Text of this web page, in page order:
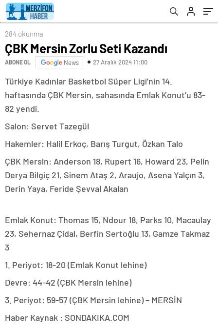
284 okunma
ÇBK Mersin Zorlu Seti Kazandı
ABONE OL News 27 Aralık 2024 11:00
Türkiye Kadınlar Basketbol Süper Ligi’nin 14.
haftasında ÇBK Mersin, sahasında Emlak Konut’u 83-
82 yendi.
Salon: Servet Tazegül
Hakemler: Halil Erkoç, Barış Turgut, Özkan Talo
ÇBK Mersin: Anderson 18, Rupert 16, Howard 23, Pelin
Derya Bilgiç 21, Sinem Ataş 2, Araujo, Asena Yalçın 3,
Derin Yaya, Feride Şevval Akalan
Emlak Konut: Thomas 15, Ndour 18, Parks 10, Macaulay
23, Sehernaz Çidal, Berfin Sertoğlu 13, Gamze Takmaz
3
1. Periyot: 18-20 (Emlak Konut lehine)
Devre: 44-42 (ÇBK Mersin lehine)
3. Periyot: 59-57 (ÇBK Mersin lehine) – MERSİN
Haber Kaynak : SONDAKIKA.COM